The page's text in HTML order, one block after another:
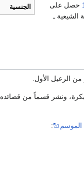
الجنسية
حصل على
ـ
من الرعيل الأول.
الموسم :